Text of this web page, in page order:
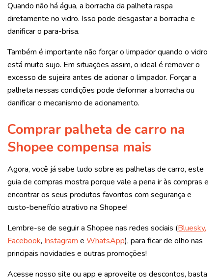
Quando não há água, a borracha da palheta raspa
diretamente no vidro. Isso pode desgastar a borracha e
danificar o para-brisa.
Também é importante não forçar o limpador quando o vidro
está muito sujo. Em situações assim, o ideal é remover o
excesso de sujeira antes de acionar o limpador. Forçar a
palheta nessas condições pode deformar a borracha ou
danificar o mecanismo de acionamento.
Comprar palheta de carro na
Shopee compensa mais
Agora, você já sabe tudo sobre as palhetas de carro, este
guia de compras mostra porque vale a pena ir às compras e
encontrar os seus produtos favoritos com segurança e
custo-benefício atrativo na Shopee!
Lembre-se de seguir a Shopee nas redes sociais (Bluesky,
Facebook, Instagram e WhatsApp), para ficar de olho nas
principais novidades e outras promoções!
Acesse nosso site ou app e aproveite os descontos, basta